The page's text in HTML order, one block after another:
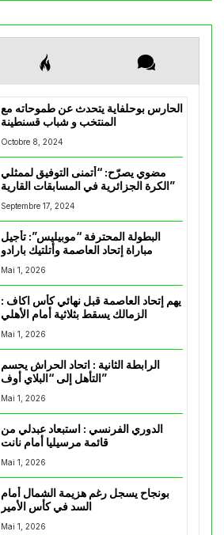
الحارس بوحلفاية يتحدث عن طموحاته مع
المنتخب و شباب قسنطينة
Octobre 8, 2024
مضوي يصرّح: “أتمنى التوفيق لممثلي
الكرة الجزائرية في المسابقات القارية”
Septembre 17, 2024
البطولة المحترفة “موبيليس”: تأجيل
مباراة إتحاد العاصمة وأتلتيك بارادو
Mai 1, 2026
يهم إتحاد العاصمة قبل نهائي كأس اكاف :
Mai 1, 2026
الرابطة الثانية : اتحاد الحراش يحسم
التأهل إلى “البلاي أوف”
Mai 1, 2026
الدوري الفرنسي : استبعاد عبدلي من
قائمة مرسيليا أمام نانت
Mai 1, 2026
بونجاح يسجل رغم هزيمة الشمال أمام
السد في كأس الأمير
Mai 1, 2026